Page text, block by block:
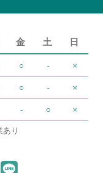
金 土 日
○ - ×
○ - ×
- ○ ×
り